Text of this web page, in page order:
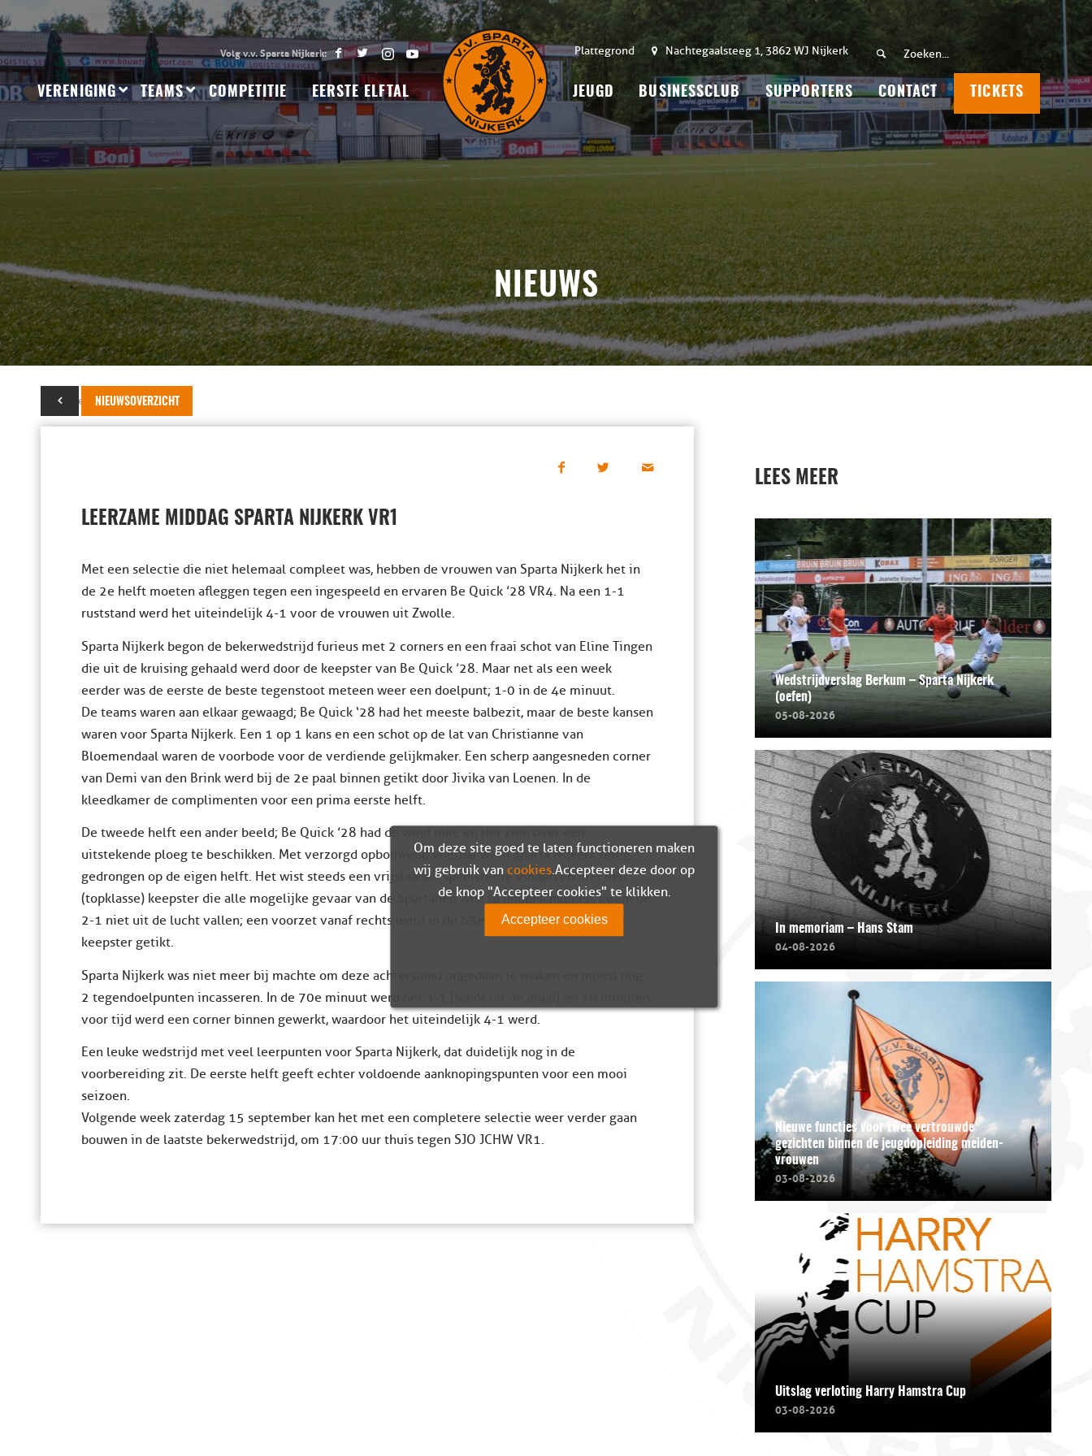
Plattegrond Nachtegaalsteeg 1, 3862 WJ Nijkerk
VERENIGING TEAMS COMPETITIE EERSTE ELFTAL JEUGD BUSINESSCLUB SUPPORTERS CONTACT TICKETS
NIEUWS
NIEUWSOVERZICHT
08 september 2018
LEERZAME MIDDAG SPARTA NIJKERK VR1
Met een selectie die niet helemaal compleet was, hebben de vrouwen van Sparta Nijkerk het in
de 2e helft moeten afleggen tegen een ingespeeld en ervaren Be Quick ’28 VR4. Na een 1-1
ruststand werd het uiteindelijk 4-1 voor de vrouwen uit Zwolle.
Sparta Nijkerk begon de bekerwedstrijd furieus met 2 corners en een fraai schot van Eline Tingen
die uit de kruising gehaald werd door de keepster van Be Quick ’28. Maar net als een week
eerder was de eerste de beste tegenstoot meteen weer een doelpunt; 1-0 in de 4e minuut.
De teams waren aan elkaar gewaagd; Be Quick ‘28 had het meeste balbezit, maar de beste kansen
waren voor Sparta Nijkerk. Een 1 op 1 kans en een schot op de lat van Christianne van
Bloemendaal waren de voorbode voor de verdiende gelijkmaker. Een scherp aangesneden corner
van Demi van den Brink werd bij de 2e paal binnen getikt door Jivika van Loenen. In de
kleedkamer de complimenten voor een prima eerste helft.
De tweede helft een ander beeld; Be Quick ’28 had de wind mee en liet zien over een
uitstekende ploeg te beschikken. Met verzorgd opbouwend voetbal werd Sparta Nijkerk terug
gedrongen op de eigen helft. Het wist steeds een vrijstaande speelster te vinden en met een
(topklasse) keepster die alle mogelijke gevaar van de Spartanen wist te onderscheppen, kwam de
2-1 niet uit de lucht vallen; een voorzet vanaf rechts werd in de 63e minuut subtiel langs de
keepster getikt.
Sparta Nijkerk was niet meer bij machte om deze achterstand ongedaan te maken en moest nog
2 tegendoelpunten incasseren. In de 70e minuut werd het 3-1 (schot uit de draai) en 10 minuten
voor tijd werd een corner binnen gewerkt, waardoor het uiteindelijk 4-1 werd.
Een leuke wedstrijd met veel leerpunten voor Sparta Nijkerk, dat duidelijk nog in de
voorbereiding zit. De eerste helft geeft echter voldoende aanknopingspunten voor een mooi
seizoen.
Volgende week zaterdag 15 september kan het met een completere selectie weer verder gaan
bouwen in de laatste bekerwedstrijd, om 17:00 uur thuis tegen SJO JCHW VR1.
LEES MEER
Wedstrijdverslag Berkum – Sparta Nijkerk
(oefen)
05-08-2026
In memoriam – Hans Stam
04-08-2026
Nieuwe functies voor twee vertrouwde
gezichten binnen de jeugdopleiding meiden-
vrouwen
03-08-2026
Uitslag verloting Harry Hamstra Cup
03-08-2026
Om deze site goed te laten functioneren maken
wij gebruik van cookies. Accepteer deze door op
de knop "Accepteer cookies" te klikken.
Accepteer cookies